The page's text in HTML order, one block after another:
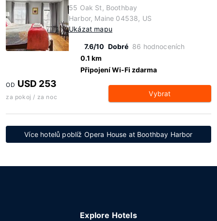
55 Oak St, Boothbay
Harbor, Maine 04538, US
Ukázat mapu
7.6/10 Dobré 86 hodnoceních
0.1 km
Připojení Wi-Fi zdarma
OD USD 253
za pokoj / za noc Vybrat
Více hotelů poblíž Opera House at Boothbay Harbor
Explore Hotels